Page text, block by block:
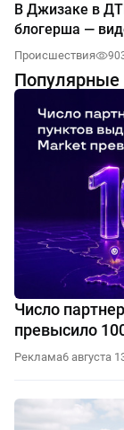
В Джизаке в
блогерша —
Происшествия
Популярные
Число
превысило
Реклама6 августа